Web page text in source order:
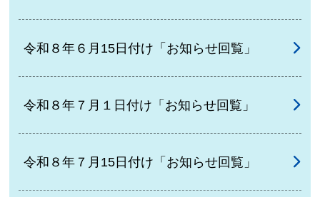
令和８年６月15日付け「お知らせ回覧」
令和８年７月１日付け「お知らせ回覧」
令和８年７月15日付け「お知らせ回覧」